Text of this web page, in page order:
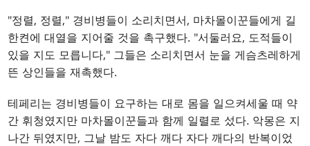
"정렬, 정렬," 경비병들이 소리치면서, 마차몰이꾼들에게 길
한켠에 대열을 지어줄 것을 촉구했다. "서둘러요, 도적들이
있을 지도 모릅니다," 그들은 소리치면서 눈을 게슴츠레하게
뜬 상인들을 재촉했다.
테페리는 경비병들이 요구하는 대로 몸을 일으켜세울 때 약
간 휘청였지만 마차몰이꾼들과 함께 일렬로 섰다. 악몽은 지
나간 뒤였지만, 그날 밤도 자다 깨다 자다 깨다의 반복이었